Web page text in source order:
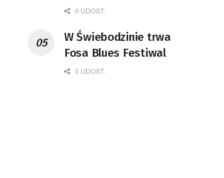
0 UDOST.
W Świebodzinie trwa
Fosa Blues Festiwal
0 UDOST.